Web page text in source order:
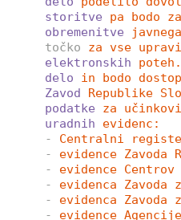
storitve
pa bodo
obremenitve
točko
za vse
elektronskih
delo
in bodo
Zavod
Republike
podatke
za
uradnih
evidenc:
-
Centralni
-
evidence
-
evidence
-
evidenca
-
evidenca
-
evidence